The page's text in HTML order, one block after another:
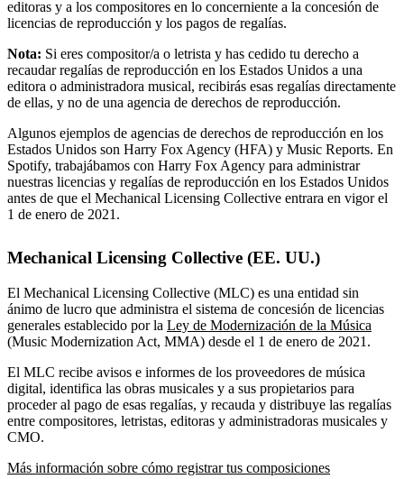
editoras y a los compositores en lo concerniente a la concesión de
licencias de reproducción y los pagos de regalías.
Nota: Si eres compositor/a o letrista y has cedido tu derecho a
recaudar regalías de reproducción en los Estados Unidos a una
editora o administradora musical, recibirás esas regalías directamente
de ellas, y no de una agencia de derechos de reproducción.
Algunos ejemplos de agencias de derechos de reproducción en los
Estados Unidos son Harry Fox Agency (HFA) y Music Reports. En
Spotify, trabajábamos con Harry Fox Agency para administrar
nuestras licencias y regalías de reproducción en los Estados Unidos
antes de que el Mechanical Licensing Collective entrara en vigor el
1 de enero de 2021.
Mechanical Licensing Collective (EE. UU.)
El Mechanical Licensing Collective (MLC) es una entidad sin
ánimo de lucro que administra el sistema de concesión de licencias
generales establecido por la Ley de Modernización de la Música
(Music Modernization Act, MMA) desde el 1 de enero de 2021.
El MLC recibe avisos e informes de los proveedores de música
digital, identifica las obras musicales y a sus propietarios para
proceder al pago de esas regalías, y recauda y distribuye las regalías
entre compositores, letristas, editoras y administradoras musicales y
CMO.
Más información sobre cómo registrar tus composiciones